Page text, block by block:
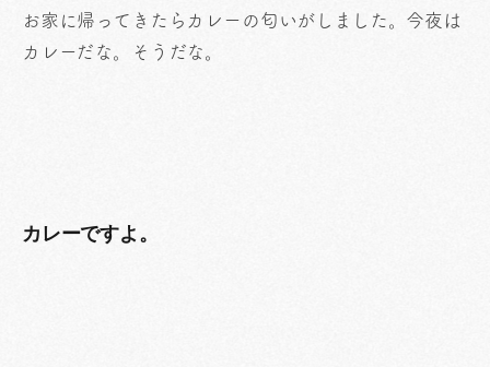
お家に帰ってきたらカレーの匂いがしました。今夜は
カレーだな。そうだな。
カレーですよ。